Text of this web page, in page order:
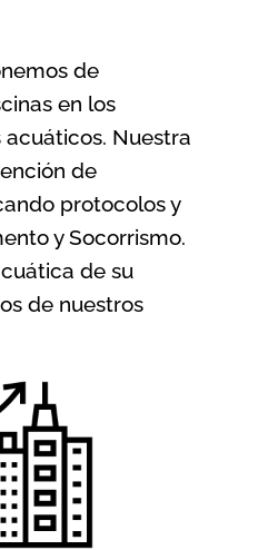
de
en los
Nuestra
de
protocolos y
y Socorrismo.
de su
de nuestros